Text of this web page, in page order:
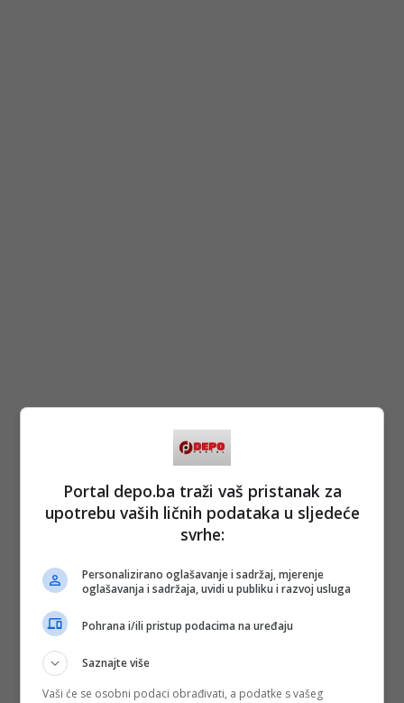
Portal depo.ba traži vaš pristanak za
upotrebu vaših ličnih podataka u sljedeće
svrhe:
Personalizirano oglašavanje i sadržaj, mjerenje
oglašavanja i sadržaja, uvidi u publiku i razvoj usluga
Pohrana i/ili pristup podacima na uređaju
Saznajte više
Vaši će se osobni podaci obrađivati, a podatke s vašeg